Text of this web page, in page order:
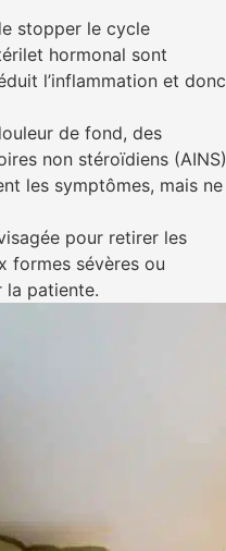
stopper le cycle
hormonal sont
l’inflammation et donc
de fond, des
non stéroïdiens (AINS)
les symptômes, mais ne
pour retirer les
formes sévères ou
la patiente.